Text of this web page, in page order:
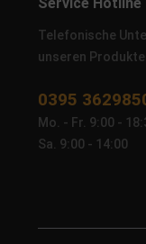
Telefonische
unseren
0395
Mo. - Fr. 9:00 -
Sa. 9:00 - 14:00